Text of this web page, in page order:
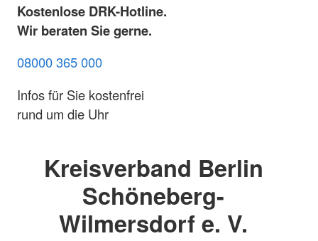
Kostenlose DRK-Hotline.
Wir beraten Sie gerne.
08000 365 000
Infos für Sie kostenfrei
rund um die Uhr
Kreisverband Berlin
Schöneberg-
Wilmersdorf e. V.